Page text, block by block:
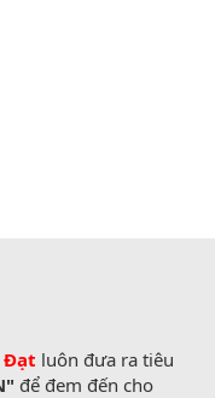
Đạt luôn đưa ra tiêu
để đem đến cho